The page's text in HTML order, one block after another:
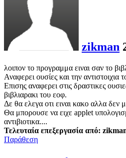
zikman
λοιπον το προγραμμα ειναι σαν το
Αναφερει ουσίες και την
Επισης αναφερει στις δραστικες
βιβλιαρακι του εοφ.
Δε θα ελεγα οτι ειναι κακο αλλα δεν
Θα μπορουσε να ειχε applet
αντιβιοτικα....
Τελευταία επεξεργασία από:
Παράθεση